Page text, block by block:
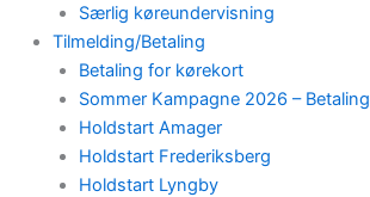
Særlig køreundervisning
Tilmelding/Betaling
Betaling for kørekort
Sommer Kampagne 2026 – Betaling
Holdstart Amager
Holdstart Frederiksberg
Holdstart Lyngby